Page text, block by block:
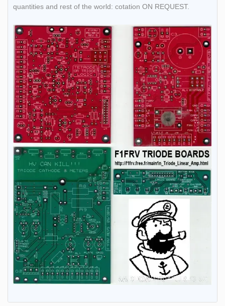
quantities and rest of the world: cotation ON REQUEST.